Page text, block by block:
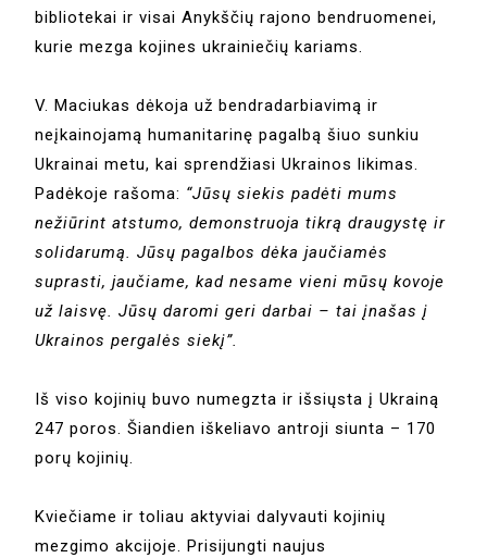
bibliotekai ir visai Anykščių rajono bendruomenei,
kurie mezga kojines ukrainiečių kariams.
V. Maciukas dėkoja už bendradarbiavimą ir
neįkainojamą humanitarinę pagalbą šiuo sunkiu
Ukrainai metu, kai sprendžiasi Ukrainos likimas.
Padėkoje rašoma: “Jūsų siekis padėti mums
nežiūrint atstumo, demonstruoja tikrą draugystę ir
solidarumą. Jūsų pagalbos dėka jaučiamės
suprasti, jaučiame, kad nesame vieni mūsų kovoje
už laisvę. Jūsų daromi geri darbai – tai įnašas į
Ukrainos pergalės siekį”.
Iš viso kojinių buvo numegzta ir išsiųsta į Ukrainą
247 poros. Šiandien iškeliavo antroji siunta – 170
porų kojinių.
Kviečiame ir toliau aktyviai dalyvauti kojinių
mezgimo akcijoje. Prisijungti naujus